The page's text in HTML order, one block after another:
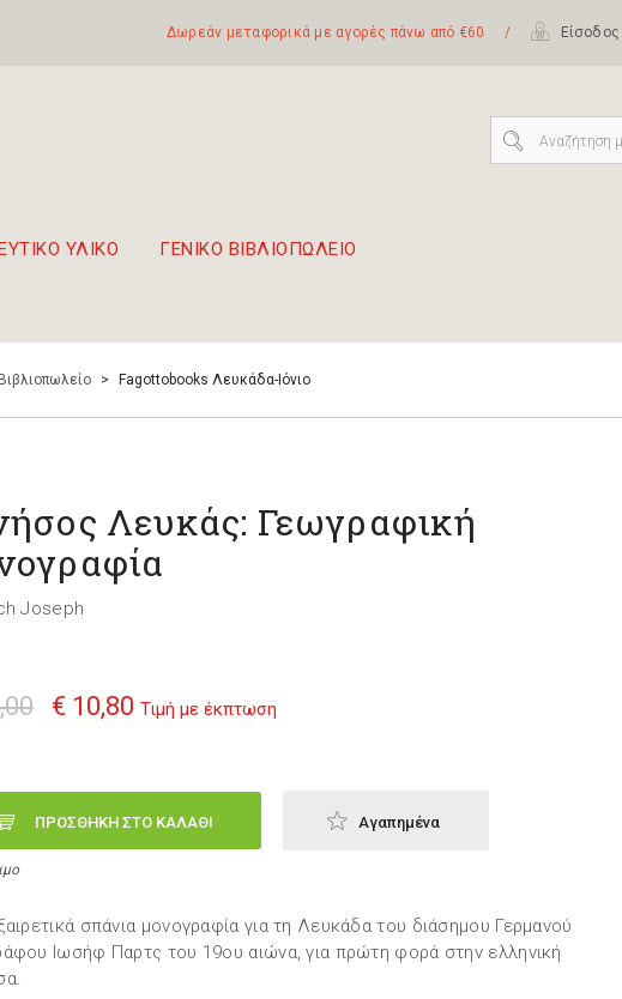
Δωρεάν μεταφορικά με αγορές πάνω από €60 / Είσοδος
ΥΛΙΚΟ ΓΕΝΙΚΟ ΒΙΒΛΙΟΠΩΛΕΙΟ
> Fagottobooks Λευκάδα-Ιόνιο
Λευκάς: Γεωγραφική
Joseph
€ 10,80 Τιμή με έκπτωση
ΠΡΟΣΘΗΚΗ ΣΤΟ ΚΑΛΑΘΙ Αγαπημένα
σπάνια μονογραφία για τη Λευκάδα του διάσημου Γερμανού
Ιωσήφ Παρτς του 19ου αιώνα, για πρώτη φορά στην ελληνική